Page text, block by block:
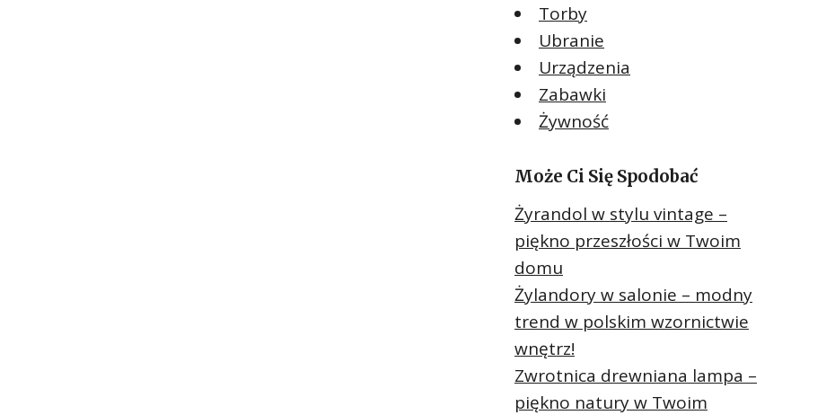
Torby
Ubranie
Urządzenia
Zabawki
Żywność
Może Ci Się Spodobać
Żyrandol w stylu vintage –
piękno przeszłości w Twoim
domu
Żylandory w salonie – modny
trend w polskim wzornictwie
wnętrz!
Zwrotnica drewniana lampa –
piękno natury w Twoim